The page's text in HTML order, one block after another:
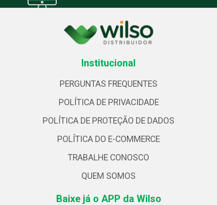
Institucional
PERGUNTAS FREQUENTES
POLÍTICA DE PRIVACIDADE
POLÍTICA DE PROTEÇÃO DE DADOS
POLÍTICA DO E-COMMERCE
TRABALHE CONOSCO
QUEM SOMOS
Baixe já o APP da Wilso